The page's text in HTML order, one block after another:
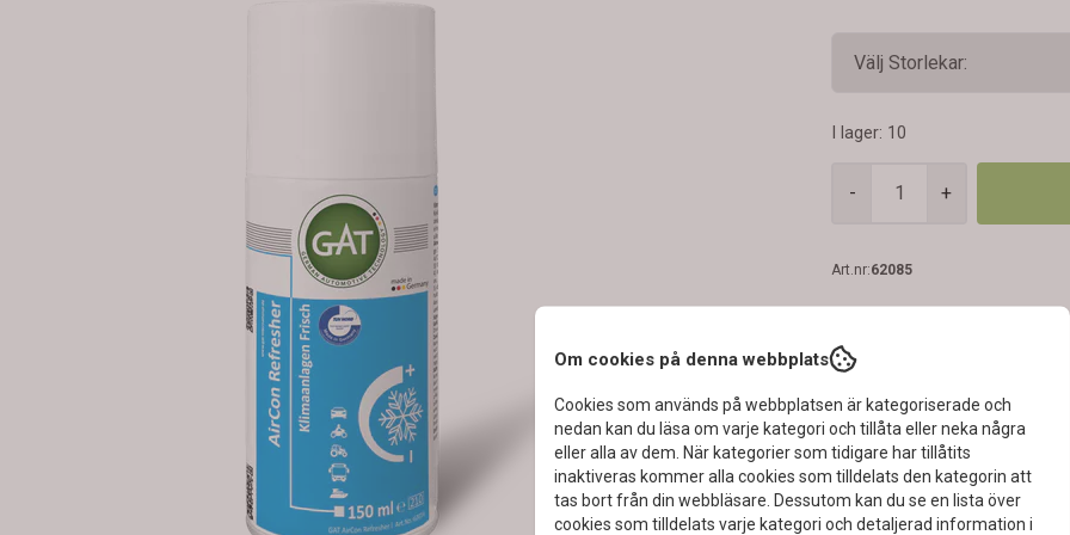
I lager: 10
- +
Art.nr:62085
Om cookies på denna webbplats
Cookies som används på webbplatsen är kategoriserade och
nedan kan du läsa om varje kategori och tillåta eller neka några
eller alla av dem. När kategorier som tidigare har tillåtits
inaktiveras kommer alla cookies som tilldelats den kategorin att
tas bort från din webbläsare. Dessutom kan du se en lista över
cookies som tilldelats varje kategori och detaljerad information i